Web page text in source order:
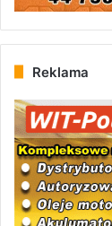
Reklama